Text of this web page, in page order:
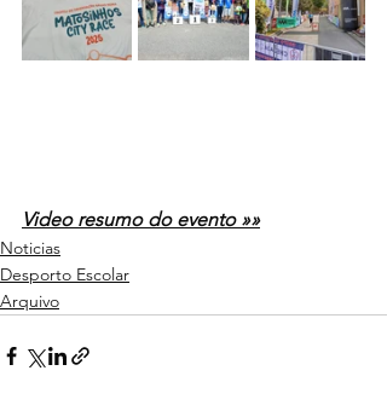
Video resumo do evento »»
Noticias
Desporto Escolar
Arquivo